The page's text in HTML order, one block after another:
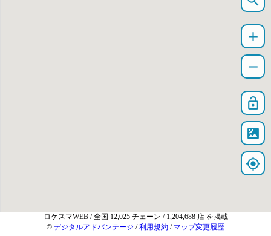
add
remove
lock_open
satellite
my_location
ロケスマWEB / 全国 12,025 チェーン / 1,204,688 店 を掲載
© デジタルアドバンテージ /利用規約 / マップ変更履歴